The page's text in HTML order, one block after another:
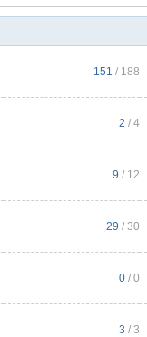
151 / 188
2 / 4
9 / 12
29 / 30
0 / 0
3 / 3